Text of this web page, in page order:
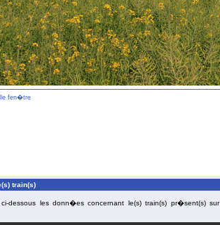
fen�tre
train(s)
ci-dessous les donn�es concernant le(s) train(s) pr�sent(s)